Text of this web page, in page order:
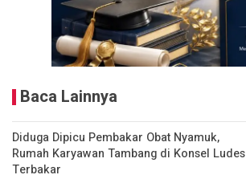
Baca Lainnya
Diduga Dipicu Pembakar Obat Nyamuk,
Rumah Karyawan Tambang di Konsel Ludes
Terbakar